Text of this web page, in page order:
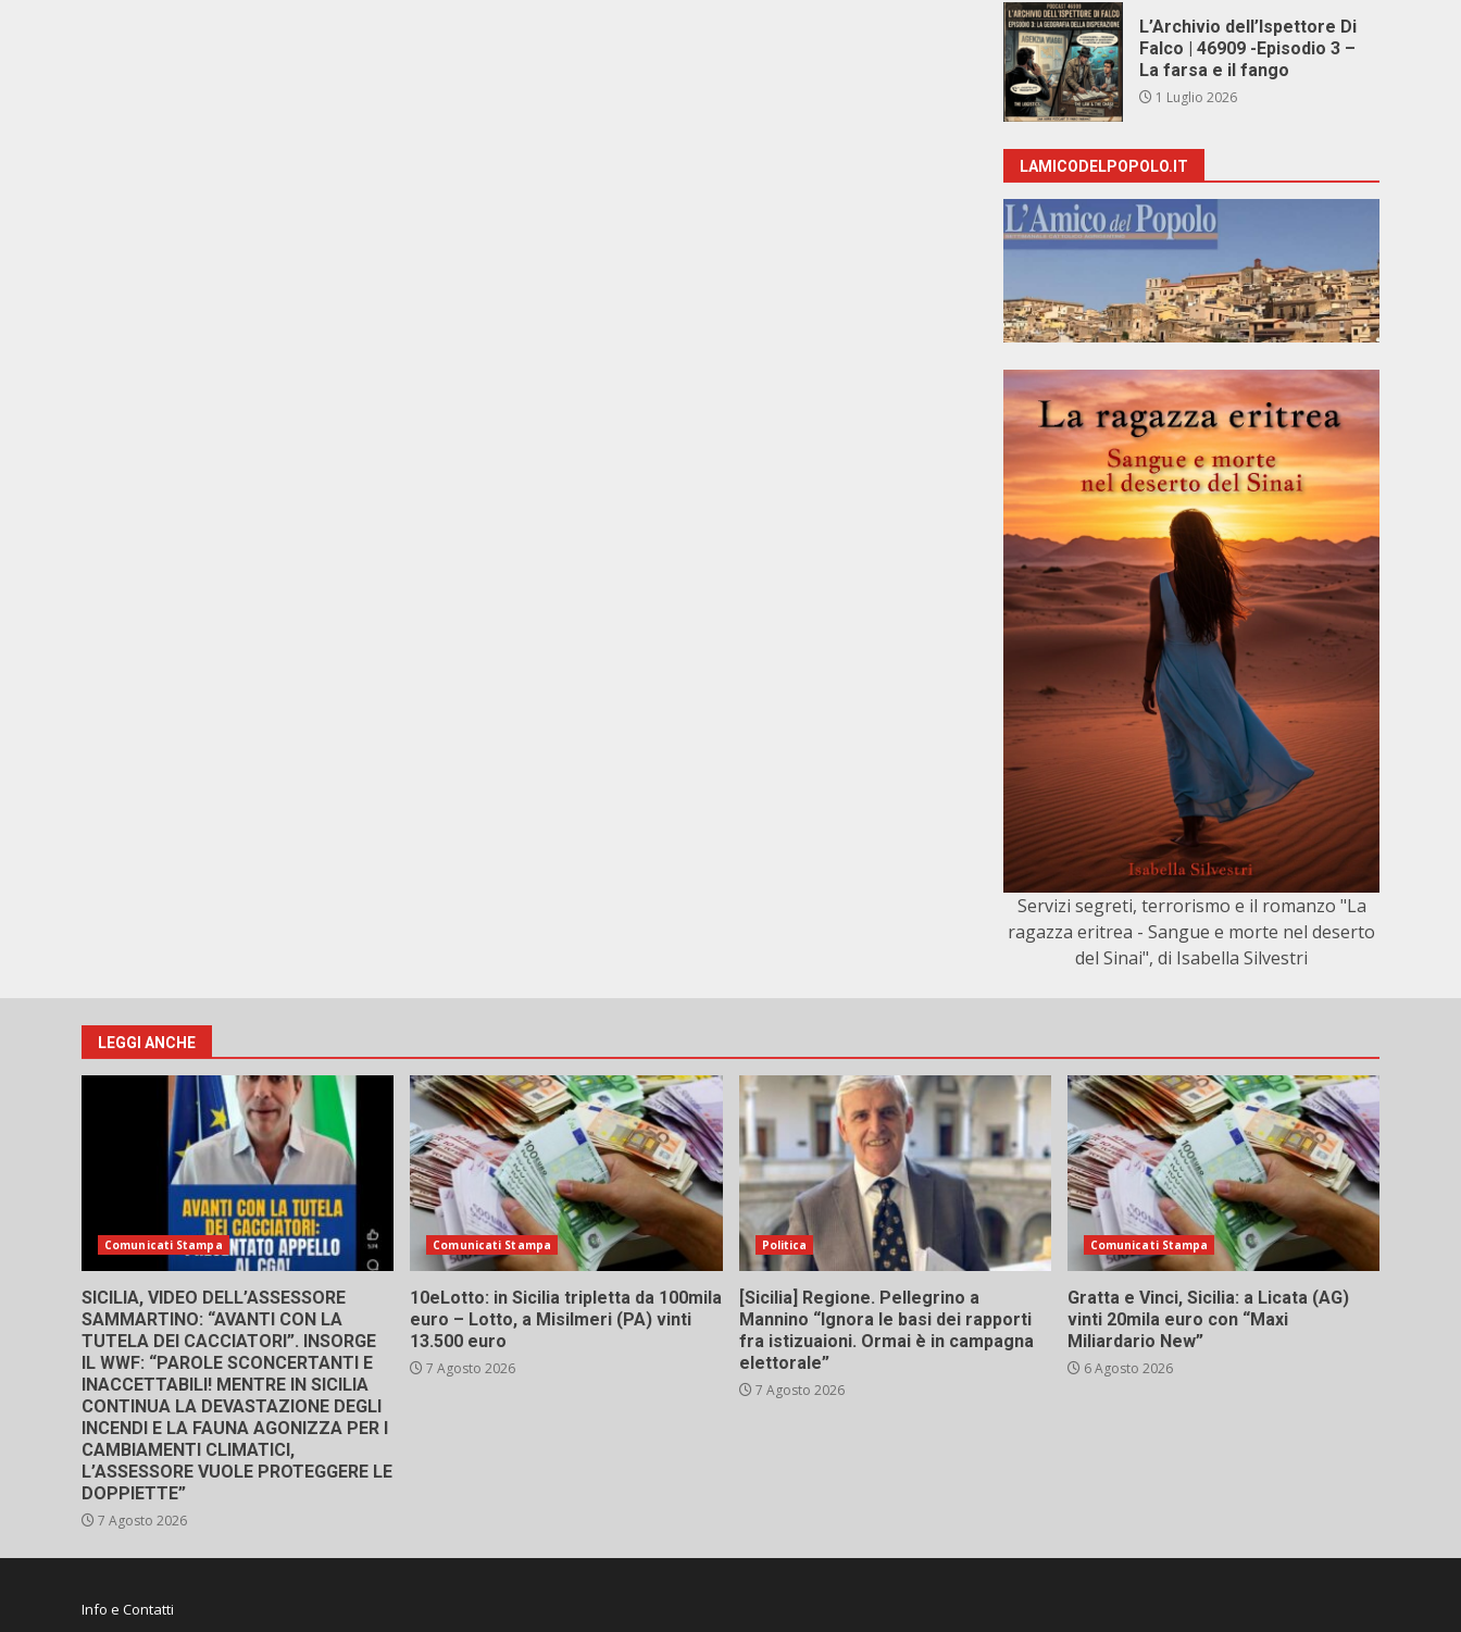
L’Archivio dell’Ispettore Di
Falco | 46909 -Episodio 3 –
La farsa e il fango
1 Luglio 2026
LAMICODELPOPOLO.IT
Servizi segreti, terrorismo e il romanzo "La
ragazza eritrea - Sangue e morte nel deserto
del Sinai", di Isabella Silvestri
LEGGI ANCHE
Comunicati Stampa
SICILIA, VIDEO DELL’ASSESSORE
SAMMARTINO: “AVANTI CON LA
TUTELA DEI CACCIATORI”. INSORGE
IL WWF: “PAROLE SCONCERTANTI E
INACCETTABILI! MENTRE IN SICILIA
CONTINUA LA DEVASTAZIONE DEGLI
INCENDI E LA FAUNA AGONIZZA PER I
CAMBIAMENTI CLIMATICI,
L’ASSESSORE VUOLE PROTEGGERE LE
DOPPIETTE”
7 Agosto 2026
Comunicati Stampa
10eLotto: in Sicilia tripletta da 100mila
euro – Lotto, a Misilmeri (PA) vinti
13.500 euro
7 Agosto 2026
Politica
[Sicilia] Regione. Pellegrino a
Mannino “Ignora le basi dei rapporti
fra istizuaioni. Ormai è in campagna
elettorale”
7 Agosto 2026
Comunicati Stampa
Gratta e Vinci, Sicilia: a Licata (AG)
vinti 20mila euro con “Maxi
Miliardario New”
6 Agosto 2026
Info e Contatti